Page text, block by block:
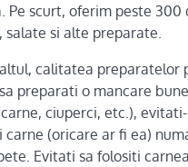
scurt, oferim peste 300
salate si alte preparate.
calitatea preparatelor
preparati o mancare
ciuperci, etc.),
(oricare ar fi ea)
Evitati sa folositi